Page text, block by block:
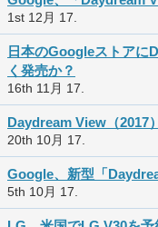
1st 12月 17.
日本のGoogleストアに
く発売か？
16th 11月 17.
Daydream View（2017
20th 10月 17.
Google、新型「
5th 10月 17.